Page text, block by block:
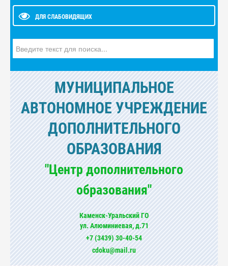
ДЛЯ СЛАБОВИДЯЩИХ
МУНИЦИПАЛЬНОЕ
АВТОНОМНОЕ УЧРЕЖДЕНИЕ
ДОПОЛНИТЕЛЬНОГО
ОБРАЗОВАНИЯ
"Центр дополнительного
образования"
Каменск-Уральский ГО
ул. Алюминиевая, д.71
+7 (3439) 30-40-54
cdoku@mail.ru